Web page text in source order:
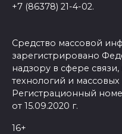
+7 (86378) 21-4-02.
Средство массовой
зарегистрировано
надзору в сфере
технологий и
Регистрационный
от 15.09.2020 г.
16+